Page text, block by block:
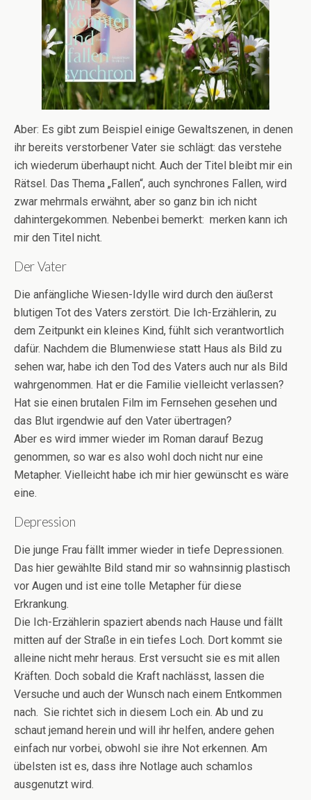
Aber: Es gibt zum Beispiel einige Gewaltszenen, in denen
ihr bereits verstorbener Vater sie schlägt: das verstehe
ich wiederum überhaupt nicht. Auch der Titel bleibt mir ein
Rätsel. Das Thema „Fallen“, auch synchrones Fallen, wird
zwar mehrmals erwähnt, aber so ganz bin ich nicht
dahintergekommen. Nebenbei bemerkt: merken kann ich
mir den Titel nicht.
Der Vater
Die anfängliche Wiesen-Idylle wird durch den äußerst
blutigen Tot des Vaters zerstört. Die Ich-Erzählerin, zu
dem Zeitpunkt ein kleines Kind, fühlt sich verantwortlich
dafür. Nachdem die Blumenwiese statt Haus als Bild zu
sehen war, habe ich den Tod des Vaters auch nur als Bild
wahrgenommen. Hat er die Familie vielleicht verlassen?
Hat sie einen brutalen Film im Fernsehen gesehen und
das Blut irgendwie auf den Vater übertragen?
Aber es wird immer wieder im Roman darauf Bezug
genommen, so war es also wohl doch nicht nur eine
Metapher. Vielleicht habe ich mir hier gewünscht es wäre
eine.
Depression
Die junge Frau fällt immer wieder in tiefe Depressionen.
Das hier gewählte Bild stand mir so wahnsinnig plastisch
vor Augen und ist eine tolle Metapher für diese
Erkrankung.
Die Ich-Erzählerin spaziert abends nach Hause und fällt
mitten auf der Straße in ein tiefes Loch. Dort kommt sie
alleine nicht mehr heraus. Erst versucht sie es mit allen
Kräften. Doch sobald die Kraft nachlässt, lassen die
Versuche und auch der Wunsch nach einem Entkommen
nach. Sie richtet sich in diesem Loch ein. Ab und zu
schaut jemand herein und will ihr helfen, andere gehen
einfach nur vorbei, obwohl sie ihre Not erkennen. Am
übelsten ist es, dass ihre Notlage auch schamlos
ausgenutzt wird.